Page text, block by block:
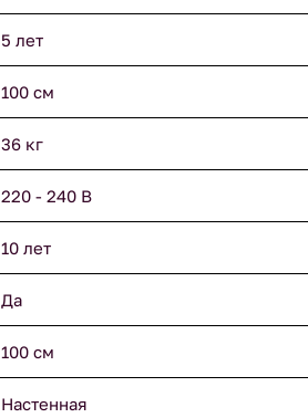
5 лет
100 см
36 кг
220 - 240 В
10 лет
Да
100 см
Настенная